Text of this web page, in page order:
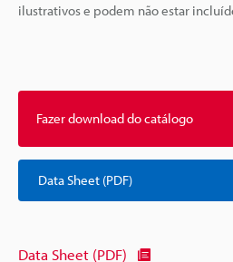
ilustrativos e podem não estar
Fazer download do catálogo
Data Sheet (PDF)
Data Sheet (PDF)